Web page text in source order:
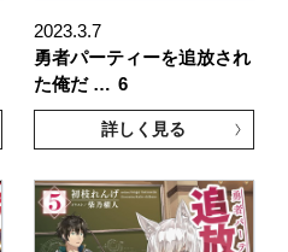
2023.3.7
勇者パーティーを追放され
た俺だ … 6
詳しく見る